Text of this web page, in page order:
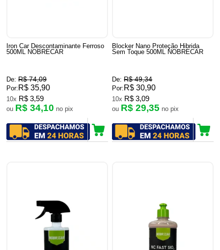
Iron Car Descontaminante Ferroso
500ML NOBRECAR
De: R$ 74,09
Por: R$ 35,90
10x R$ 3,59
ou R$ 34,10 no pix
Blocker Nano Proteção Hibrida
Sem Toque 500ML NOBRECAR
De: R$ 49,34
Por: R$ 30,90
10x R$ 3,09
ou R$ 29,35 no pix